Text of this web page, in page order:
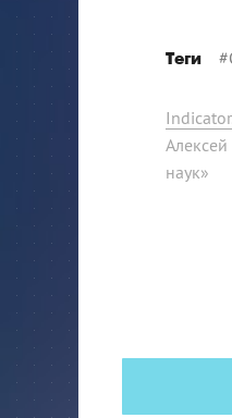
Теги #
наук»